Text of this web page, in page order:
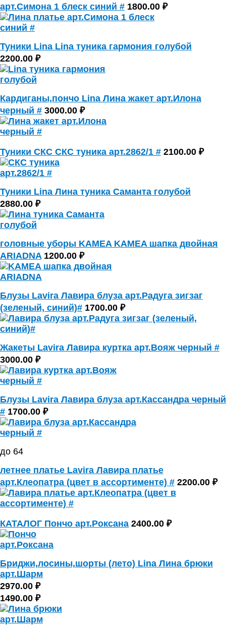
арт.Симона 1 блеск синий # 1800.00 ₽
Туники Lina Lina туника гармония голубой
2200.00 ₽
Кардиганы,пончо Lina Лина жакет арт.Илона
черный # 3000.00 ₽
Туники СКС СКС туника арт.2862/1 # 2100.00 ₽
Туники Lina Лина туника Саманта голубой
2880.00 ₽
головные уборы KAMEA KAMEA шапка двойная
ARIADNA1200.00 ₽
Блузы Lavira Лавира блуза арт.Радуга зигзаг
(зеленый, синий)# 1700.00 ₽
Жакеты Lavira Лавира куртка арт.Вояж черный #
3000.00 ₽
Блузы Lavira Лавира блуза арт.Кассандра черный
# 1700.00 ₽
до 64
летнее платье Lavira Лавира платье
арт.Клеопатра (цвет в ассортименте) # 2200.00 ₽
КАТАЛОГ Пончо арт.Роксана 2400.00 ₽
Бриджи,лосины,шорты (лето) Lina Лина брюки
арт.Шарм
2970.00 ₽
1490.00 ₽